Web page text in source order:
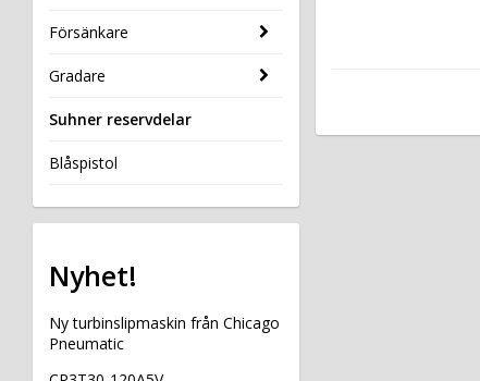
Försänkare
Gradare
Suhner reservdelar
Blåspistol
Nyhet!
Ny turbinslipmaskin från Chicago
Pneumatic